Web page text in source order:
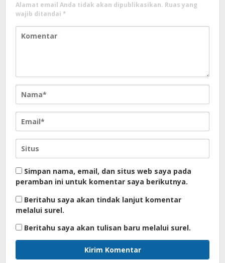
Alamat email Anda tidak akan dipublikasikan. Ruas yang
wajib ditandai *
Simpan nama, email, dan situs web saya pada
peramban ini untuk komentar saya berikutnya.
Beritahu saya akan tindak lanjut komentar
melalui surel.
Beritahu saya akan tulisan baru melalui surel.